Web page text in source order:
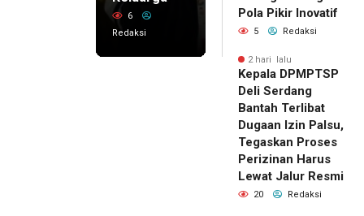
6
Redaksi
Pola Pikir Inovatif
5 Redaksi
2 hari lalu
Kepala DPMPTSP
Deli Serdang
Bantah Terlibat
Dugaan Izin Palsu,
Tegaskan Proses
Perizinan Harus
Lewat Jalur Resmi
20 Redaksi